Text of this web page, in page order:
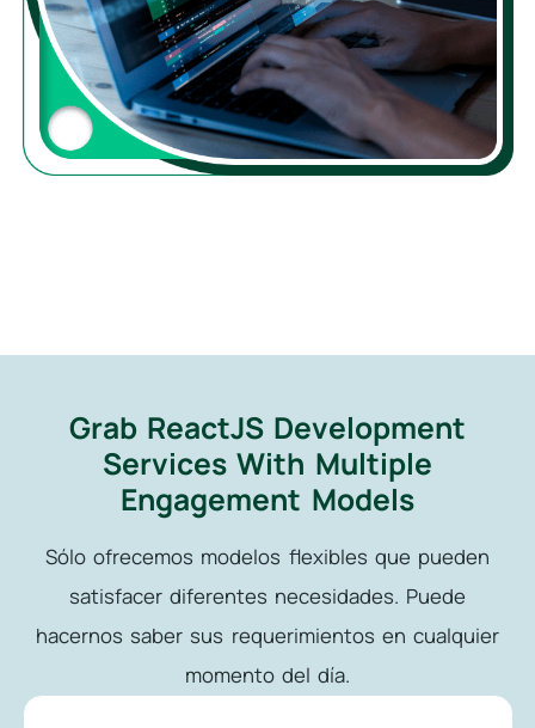
Grab ReactJS Development
Services With Multiple
Engagement Models
Sólo ofrecemos modelos flexibles que pueden
satisfacer diferentes necesidades. Puede
hacernos saber sus requerimientos en cualquier
momento del día.